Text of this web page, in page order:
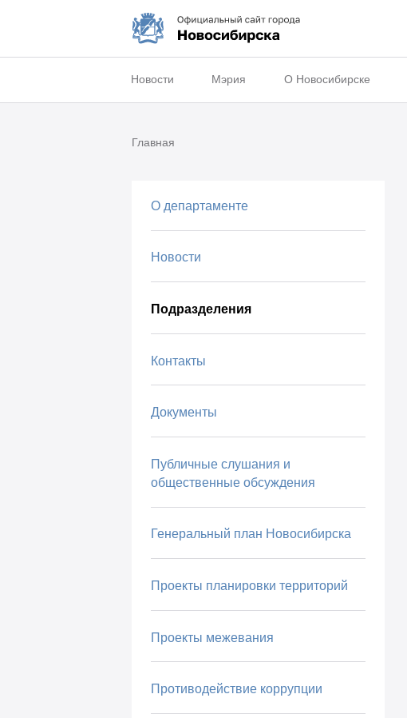
Новости Мэрия О Новосибирске
Главная
О департаменте
Новости
Подразделения
Контакты
Документы
Публичные слушания и
общественные обсуждения
Генеральный план Новосибирска
Проекты планировки территорий
Проекты межевания
Противодействие коррупции